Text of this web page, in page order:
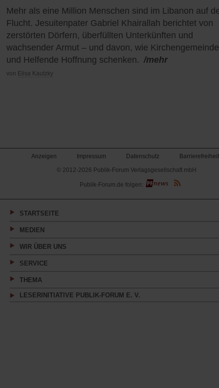
Mehr als eine Million Menschen sind im Libanon auf
Flucht. Jesuitenpater Gabriel Khairallah berichtet von
zerstörten Dörfern, überfüllten Unterkünften und
wachsender Armut – und davon, wie
und Helfende Hoffnung schenken. /mehr
von Elisa Kautzky
Anzeigen Impressum Datenschutz
Barrierefreiheit
© 2012-2026 Publik-Forum Verlagsgesellschaft mbH
(Öffnet
in
neuen
Publik-Forum.de folgen:
STARTSEITE
MEDIEN
WIR ÜBER UNS
SERVICE
THEMA
LESERINITIATIVE PUBLIK-FORUM E. V.